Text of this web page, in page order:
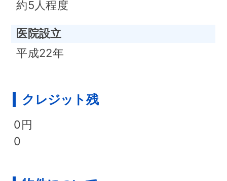
約5人程度
医院設立
平成22年
クレジット残
0円
0